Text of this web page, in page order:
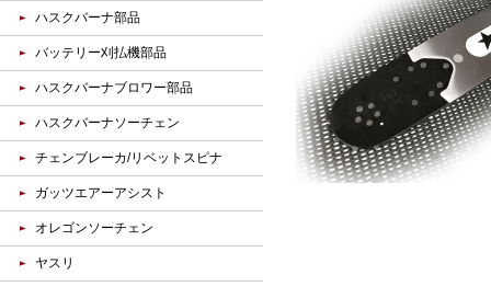
ハスクバーナ部品
バッテリー刈払機部品
ハスクバーナブロワー部品
ハスクバーナソーチェン
チェンブレーカ/リベットスピナ
ガッツエアーアシスト
オレゴンソーチェン
ヤスリ